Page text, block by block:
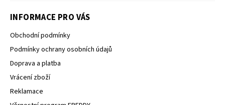
INFORMACE PRO VÁS
Obchodní podmínky
Podmínky ochrany osobních údajů
Doprava a platba
Vrácení zboží
Reklamace